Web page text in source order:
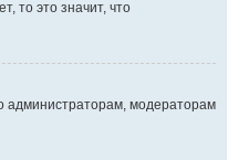
то это значит, что
администраторам, модераторам